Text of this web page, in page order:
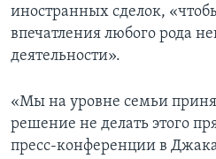
иностранных сделок,
впечатления любого рода
деятельности».
«Мы на уровне семьи
решение не делать этого
пресс-конференции в